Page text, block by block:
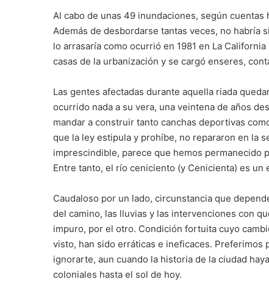
Al cabo de unas 49 inundaciones, según
Además de desbordarse tantas veces, no habría
lo arrasaría como ocurrió en 1981 en La
casas de la urbanización y se cargó enseres,
Las gentes afectadas durante aquella riada
ocurrido nada a su vera, una veintena de años
mandar a construir tanto canchas deportivas
que la ley estipula y prohíbe, no repararon en la
imprescindible, parece que hemos permanecido
Entre tanto, el río ceniciento (y Cenicienta) es un
Caudaloso por un lado, circunstancia que
del camino, las lluvias y las intervenciones con
impuro, por el otro. Condición fortuita cuyo
visto, han sido erráticas e ineficaces. Preferimos
ignorarte, aun cuando la historia de la ciudad
coloniales hasta el sol de hoy.